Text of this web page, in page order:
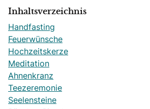
Inhaltsverzeichnis
Handfasting
Feuerwünsche
Hochzeitskerze
Meditation
Ahnenkranz
Teezeremonie
Seelensteine